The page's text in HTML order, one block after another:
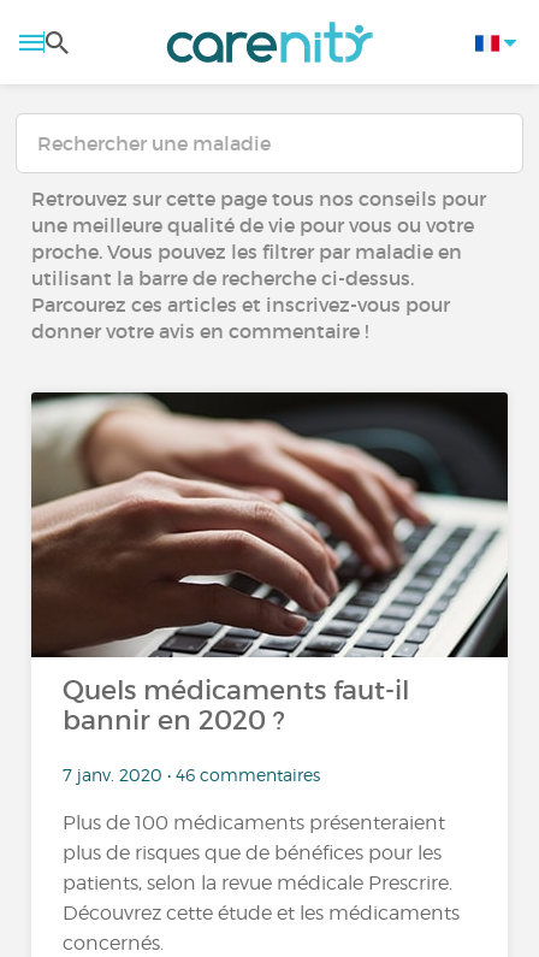
Retrouvez sur cette page tous nos conseils pour
une meilleure qualité de vie pour vous ou votre
proche. Vous pouvez les filtrer par maladie en
utilisant la barre de recherche ci-dessus.
Parcourez ces articles et inscrivez-vous pour
donner votre avis en commentaire !
Quels médicaments faut-il
bannir en 2020 ?
7 janv. 2020 • 46 commentaires
Plus de 100 médicaments présenteraient
plus de risques que de bénéfices pour les
patients, selon la revue médicale Prescrire.
Découvrez cette étude et les médicaments
concernés.